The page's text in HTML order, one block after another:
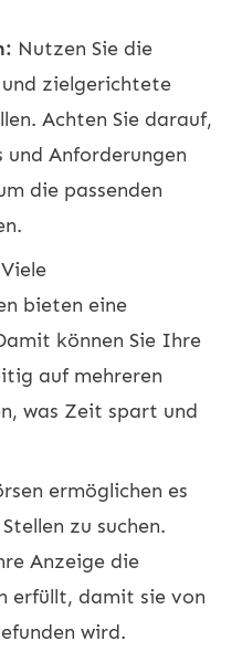
Nutzen Sie die
zielgerichtete
Achten Sie darauf,
Anforderungen
die passenden
Viele
bieten eine
können Sie Ihre
auf mehreren
was Zeit spart und
ermöglichen es
zu suchen.
Anzeige die
erfüllt, damit sie von
wird.